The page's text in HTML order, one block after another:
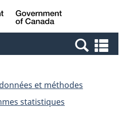
Passer
au
Passer
à
Canada
et
et méthodes
statistiques